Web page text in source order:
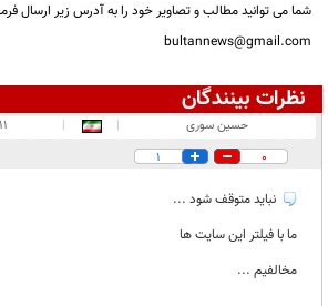
شما می توانید مطالب و تصاویر خود را به آدرس زیر ارسال
bultannews@gmail.com
نظرات بینندگان
در انتظار بررسی:۱
حسین سوری |
|
0
1
نباید متوقف شود ...
ما با فیلتر این سایت ها
مخالفیم ...